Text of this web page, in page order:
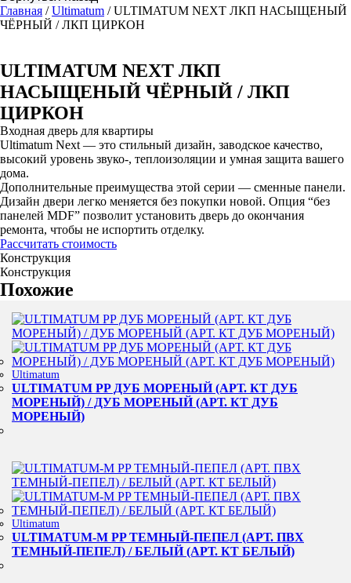
Главная /Ultimatum / ULTIMATUM NEXT ЛКП НАСЫЩЕНЫЙ
ЧЁРНЫЙ / ЛКП ЦИРКОН
ULTIMATUM NEXT ЛКП
НАСЫЩЕНЫЙ ЧЁРНЫЙ / ЛКП
ЦИРКОН
Входная дверь для квартиры
Ultimatum Next — это стильный дизайн, заводское качество,
высокий уровень звуко-, теплоизоляции и умная защита вашего
дома.
Дополнительные преимущества этой серии — сменные панели.
Дизайн двери легко меняется без покупки новой. Опция “без
панелей MDF” позволит установить дверь до окончания
ремонта, чтобы не испортить отделку.
Рассчитать стоимость
Конструкция
Конструкция
Похожие
Ultimatum
ULTIMATUM PP ДУБ МОРЕНЫЙ (АРТ. КТ ДУБ
МОРЕНЫЙ) / ДУБ МОРЕНЫЙ (АРТ. КТ ДУБ
МОРЕНЫЙ)
Ultimatum
ULTIMATUM-M PP ТЕМНЫЙ-ПЕПЕЛ (АРТ. ПВХ
ТЕМНЫЙ-ПЕПЕЛ) / БЕЛЫЙ (АРТ. КТ БЕЛЫЙ)